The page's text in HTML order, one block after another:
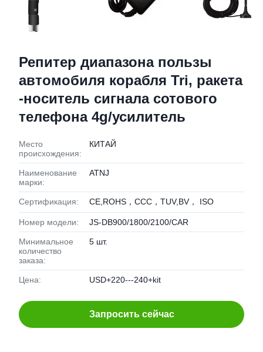
Репитер диапазона пользы
автомобиля корабля Tri, ракета
-носитель сигнала сотового
телефона 4g/усилитель
Место
происхождения:
КИТАЙ
Наименование
марки:
ATNJ
Сертификация: CE,ROHS，CCC，TUV,BV， ISO
Номер модели: JS-DB900/1800/2100/CAR
Минимальное
количество
заказа:
5 шт.
Цена: USD+220---240+kit
Запросить сейчас